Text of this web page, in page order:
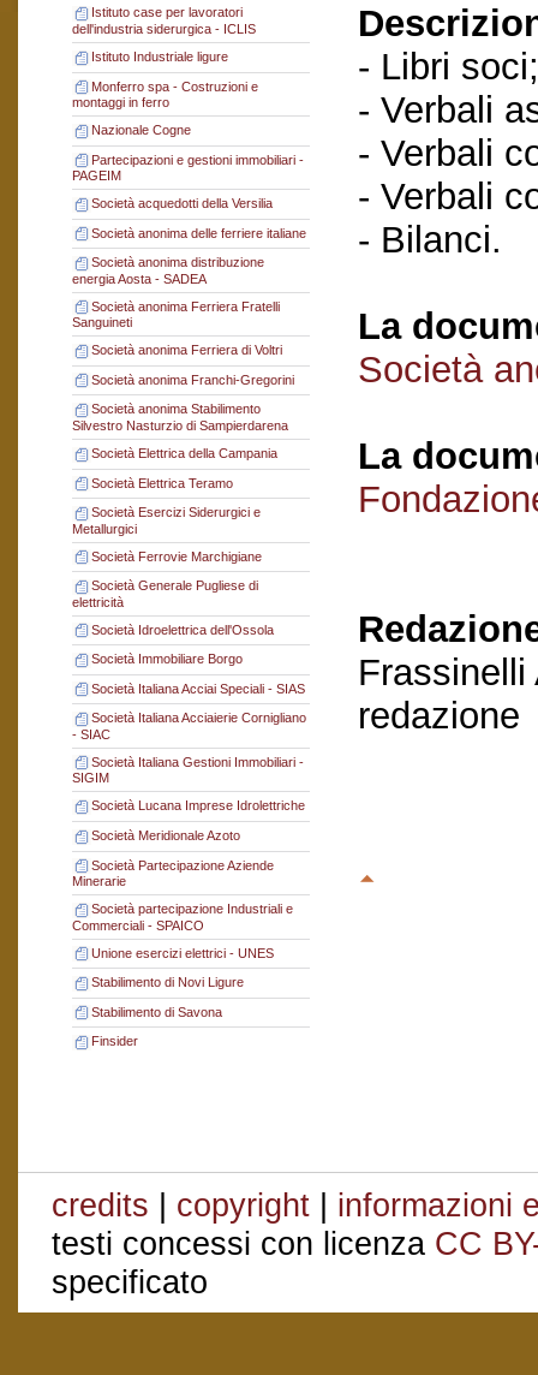
Istituto case per lavoratori
dell'industria siderurgica - ICLIS
Istituto Industriale ligure
Monferro spa - Costruzioni e
montaggi in ferro
Nazionale Cogne
Partecipazioni e gestioni immobiliari -
PAGEIM
Società acquedotti della Versilia
Società anonima delle ferriere italiane
Società anonima distribuzione
energia Aosta - SADEA
Società anonima Ferriera Fratelli
Sanguineti
Società anonima Ferriera di Voltri
Società anonima Franchi-Gregorini
Società anonima Stabilimento
Silvestro Nasturzio di Sampierdarena
Società Elettrica della Campania
Società Elettrica Teramo
Società Esercizi Siderurgici e
Metallurgici
Società Ferrovie Marchigiane
Società Generale Pugliese di
elettricità
Società Idroelettrica dell'Ossola
Società Immobiliare Borgo
Società Italiana Acciai Speciali - SIAS
Società Italiana Acciaierie Cornigliano
- SIAC
Società Italiana Gestioni Immobiliari -
SIGIM
Società Lucana Imprese Idrolettriche
Società Meridionale Azoto
Società Partecipazione Aziende
Minerarie
Società partecipazione Industriali e
Commerciali - SPAICO
Unione esercizi elettrici - UNES
Stabilimento di Novi Ligure
Stabilimento di Savona
Finsider
- Libri soci;
- Verbali
- Verbali
- Verbali
- Bilanci.
La
Società
La
Frassinelli
redazione
credits | copyright | informazioni
testi concessi con licenza CC
specificato